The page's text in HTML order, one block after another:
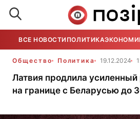
ВСЕ НОВОСТИ ПОЛИТИКА
Общество Политика 19.12.2024
Латвия продлила
на границе с Беларусью до